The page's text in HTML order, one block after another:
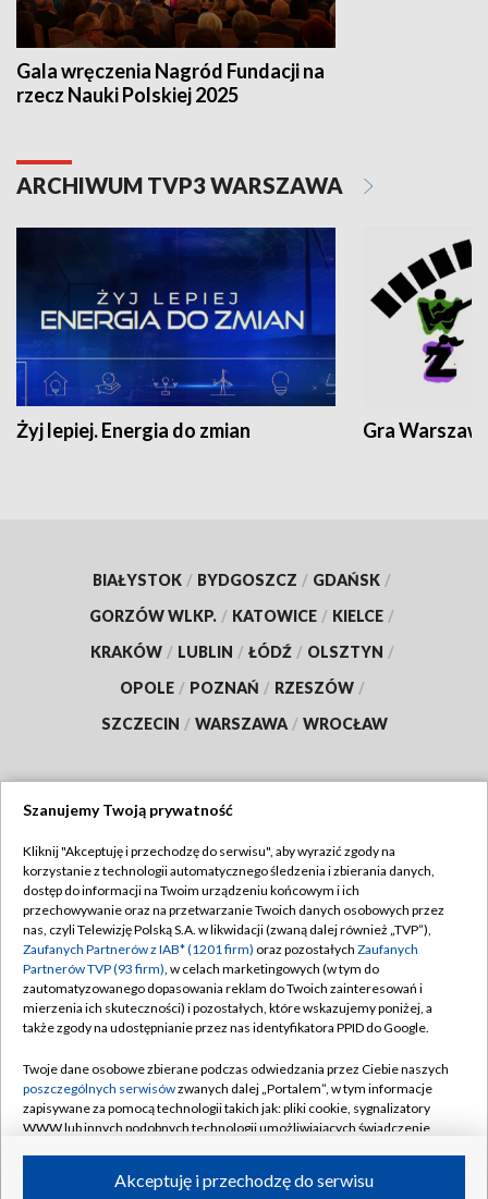
Gala wręczenia Nagród Fundacji na
rzecz Nauki Polskiej 2025
ARCHIWUM TVP3 WARSZAWA
Żyj lepiej. Energia do zmian Gra
BIAŁYSTOK / BYDGOSZCZ / GDAŃSK /
GORZÓW WLKP. / KATOWICE / KIELCE /
KRAKÓW / LUBLIN / ŁÓDŹ / OLSZTYN /
OPOLE / POZNAŃ / RZESZÓW /
SZCZECIN / WARSZAWA / WROCŁAW
TVP
Abonament TVP
Emisja w TVP
Centrum informacji TVP
Naziemna Telewizja Cyfrowa
Rada Programowa
System NOS
Informacje o nadawcy
Program dla prasy
Regulamin TVP
Polityka prywatności
Moje zgody
Pomoc
Kontakt
Kanały
Szanujemy Twoją prywatność
Kliknij "Akceptuję i przechodzę do serwisu", aby wyrazić zgody na
korzystanie z technologii automatycznego śledzenia i zbierania danych,
dostęp do informacji na Twoim urządzeniu końcowym i ich
przechowywanie oraz na przetwarzanie Twoich danych osobowych przez
nas, czyli Telewizję Polską S.A. w likwidacji (zwaną dalej również „TVP”),
Zaufanych Partnerów z IAB* (1201 firm) oraz pozostałych Zaufanych
Partnerów TVP (93 firm), w celach marketingowych (w tym do
zautomatyzowanego dopasowania reklam do Twoich zainteresowań i
mierzenia ich skuteczności) i pozostałych, które wskazujemy poniżej, a
także zgody na udostępnianie przez nas identyfikatora PPID do Google.
Twoje dane osobowe zbierane podczas odwiedzania przez Ciebie naszych
poszczególnych serwisówzwanych dalej „Portalem”, w tym informacje
zapisywane za pomocą technologii takich jak: pliki cookie, sygnalizatory
WWW lub innych podobnych technologii umożliwiających świadczenie
ruchu w Internecie.Akceptuję i przechodzę do serwisu